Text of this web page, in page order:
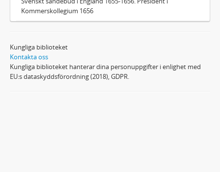
Kommerskollegium 1656
Kungliga biblioteket
Kontakta oss
Kungliga biblioteket hanterar dina personuppgifter i enlighet med
EU:s dataskyddsförordning (2018), GDPR.